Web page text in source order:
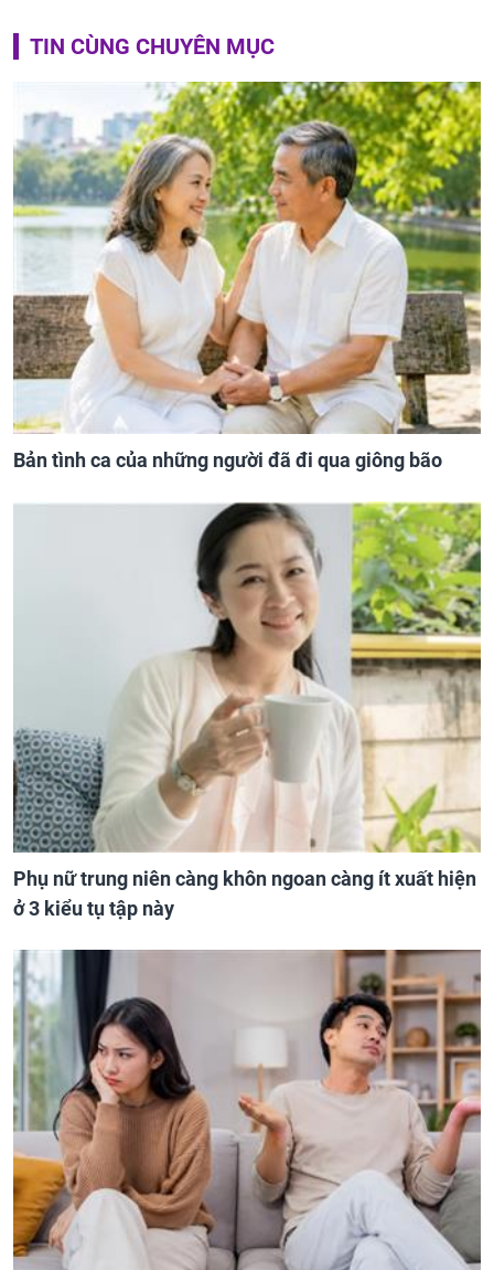
TIN CÙNG CHUYÊN MỤC
Bản tình ca của những người đã đi qua giông bão
Phụ nữ trung niên càng khôn ngoan càng ít xuất hiện
ở 3 kiểu tụ tập này